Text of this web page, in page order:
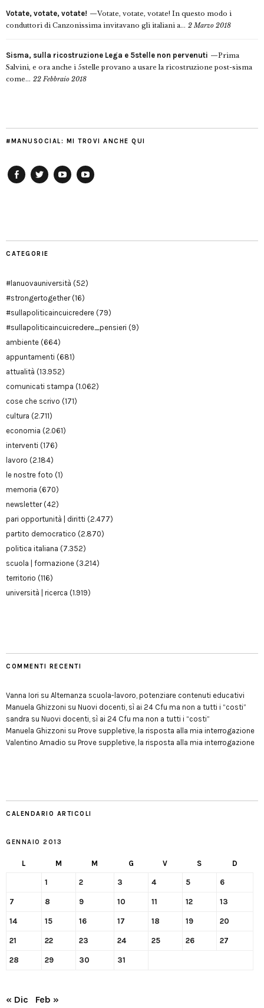
Votate, votate, votate!
Votate, votate, votate! In questo modo i
conduttori di Canzonissima invitavano gli italiani a... 2 Marzo 2018
Sisma, sulla ricostruzione Lega e 5stelle non pervenuti
Prima
Salvini, e ora anche i 5stelle provano a usare la ricostruzione post-sisma
come... 22 Febbraio 2018
#MANUSOCIAL: MI TROVI ANCHE QUI
CATEGORIE
#lanuovauniversità (52)
#strongertogether(16)
#sullapoliticaincuicredere (79)
#sullapoliticaincuicredere_pensieri (9)
ambiente (664)
appuntamenti (681)
attualità (13.952)
comunicati stampa (1.062)
cose che scrivo (171)
cultura (2.711)
economia (2.061)
interventi (176)
lavoro (2.184)
le nostre foto (1)
memoria (670)
newsletter(42)
pari opportunità | diritti (2.477)
partito democratico (2.870)
politica italiana (7.352)
scuola | formazione (3.214)
territorio (116)
università | ricerca (1.919)
COMMENTI RECENTI
Vanna Iori su Alternanza scuola-lavoro, potenziare contenuti educativi
Manuela Ghizzoni su Nuovi docenti, sì ai 24 Cfu ma non a tutti i “costi”
sandra su Nuovi docenti, sì ai 24 Cfu ma non a tutti i “costi”
Manuela Ghizzoni su Prove suppletive, la risposta alla mia interrogazione
Valentino Amadio su Prove suppletive, la risposta alla mia interrogazione
CALENDARIO ARTICOLI
GENNAIO 2013
L M M G V S D
1 2 3 4 5 6
7 8 9 10 11 12 13
14 15 16 17 18 19 20
21 22 23 24 25 26 27
28 29 30 31
« Dic Feb »